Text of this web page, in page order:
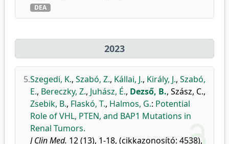
DEA
2023
5.Szegedi, K., Szabó, Z., Kállai, J., Király, J., Szabó,
E., Bereczky, Z., Juhász, É., Dezső, B., Szász, C.,
Zsebik, B., Flaskó, T., Halmos, G.: Potential
Role of VHL, PTEN, and BAP1 Mutations in
Renal Tumors.
J Clin Med. 12 (13), 1-18, (cikkazonosító: 4538),